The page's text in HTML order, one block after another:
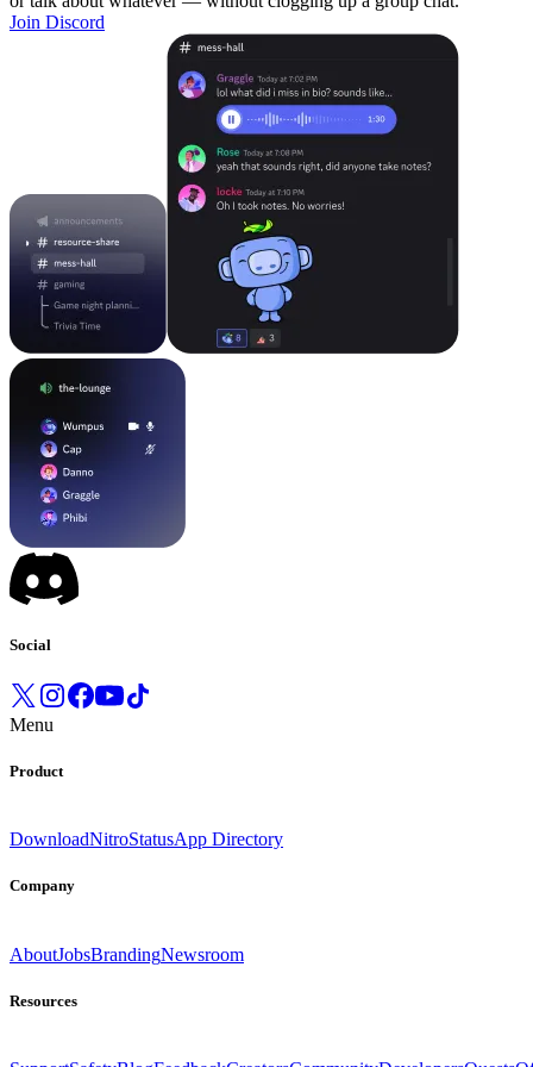
Join Discord
Social
Menu
Product
DownloadNitroStatusApp Directory
Company
AboutJobsBrandingNewsroom
Resources